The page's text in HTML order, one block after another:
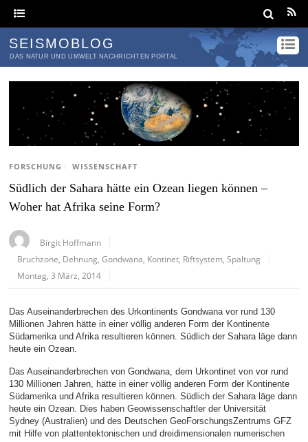
SEISMOBLOG
DAS NATUR UND UMWELT NACHRICHTEN PORTAL
FORSCHUNG / WISSENSCHAFT
Südlich der Sahara hätte ein Ozean liegen können –
Woher hat Afrika seine Form?
Birgit Hoffmann
Bruchzone Dehnung ,Gondwana Kontinet Riftsystem ,Spaltung
Montag, 3 März, 2014
Das Auseinanderbrechen des Urkontinents Gondwana vor rund 130
Millionen Jahren hätte in einer völlig anderen Form der Kontinente
Südamerika und Afrika resultieren können. Südlich der Sahara läge dann
heute ein Ozean.
Das Auseinanderbrechen von Gondwana, dem Urkontinet von vor rund
130 Millionen Jahren, hätte in einer völlig anderen Form der Kontinente
Südamerika und Afrika resultieren können. Südlich der Sahara läge dann
heute ein Ozean. Dies haben Geowissenschaftler der Universität
Sydney (Australien) und des Deutschen GeoForschungsZentrums GFZ
mit Hilfe von plattentektonischen und dreidimensionalen numerischen